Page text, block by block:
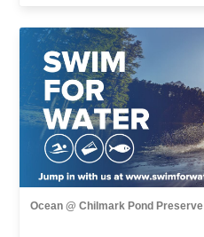
Ocean @ Chilmark Pond Preserve